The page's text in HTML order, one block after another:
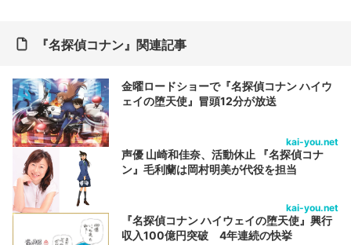
『名探偵コナン』関連記事
金曜ロードショーで『名探偵コナン ハイウ
ェイの堕天使』冒頭12分が放送
kai-you.net
声優 山崎和佳奈、活動休止 『名探偵コナ
ン』毛利蘭は岡村明美が代役を担当
kai-you.net
『名探偵コナン ハイウェイの堕天使』興行
収入100億円突破 4年連続の快挙